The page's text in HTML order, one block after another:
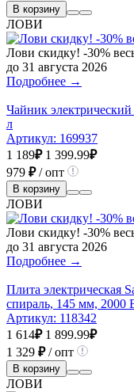
В корзину
ЛОВИ
Лови скидку! -30%
до 31 августа 2026
Подробнее →
Чайник
л
Артикул: 169937
1 189₽ 1 399.99₽
979 ₽/ опт
В корзину
ЛОВИ
Лови скидку! -30%
до 31 августа 2026
Подробнее →
Плита электрическая
спираль, 145 мм, 2000
Артикул: 118342
1 614₽ 1 899.99₽
1 329 ₽/ опт
В корзину
ЛОВИ